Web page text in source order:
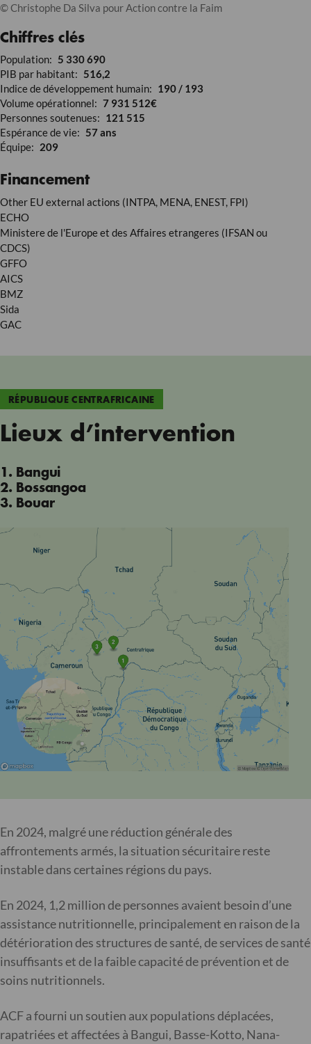
© Christophe Da Silva pour Action contre la Faim
Chiffres clés
Population: 5 330 690
PIB par habitant: 516,2
Indice de développement humain: 190 / 193
Volume opérationnel: 7 931 512€
Personnes soutenues: 121 515
Espérance de vie: 57 ans
Équipe: 209
Financement
Other EU external actions (INTPA, MENA, ENEST, FPI)
ECHO
Ministere de l'Europe et des Affaires etrangeres (IFSAN ou
CDCS)
GFFO
AICS
BMZ
Sida
GAC
RÉPUBLIQUE CENTRAFRICAINE
Lieux d’intervention
1. Bangui
2. Bossangoa
3. Bouar
En 2024, malgré une réduction générale des
affrontements armés, la situation sécuritaire reste
instable dans certaines régions du pays.
En 2024, 1,2 million de personnes avaient besoin d’une
assistance nutritionnelle, principalement en raison de la
détérioration des structures de santé, de services de santé
insuffisants et de la faible capacité de prévention et de
soins nutritionnels.
ACF a fourni un soutien aux populations déplacées,
rapatriées et affectées à Bangui, Basse-Kotto, Nana-